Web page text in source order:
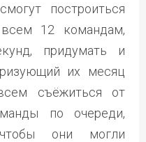
построиться
12 командам,
придумать и
их месяц
съёжиться от
по очереди,
они могли